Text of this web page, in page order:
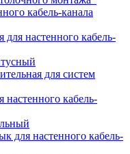
кабель-канала
настенного кабель-
для систем
настенного кабель-
для настенного кабель-